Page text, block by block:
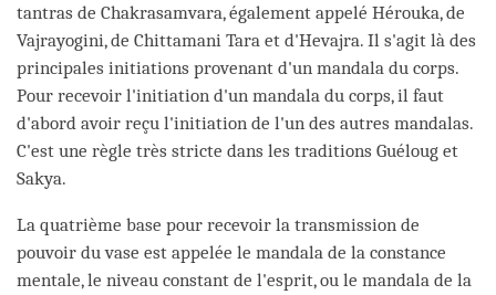
tantras de Chakrasamvara, également appelé Hérouka, de
Vajrayogini, de Chittamani Tara et d'Hevajra. Il s'agit là des
principales initiations provenant d'un mandala du corps.
Pour recevoir l'initiation d'un mandala du corps, il faut
d'abord avoir reçu l'initiation de l'un des autres mandalas.
C'est une règle très stricte dans les traditions Guéloug et
Sakya.
La quatrième base pour recevoir la transmission de
pouvoir du vase est appelée le mandala de la constance
mentale, le niveau constant de l'esprit, ou le mandala de la